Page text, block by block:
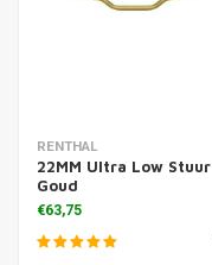
RENTHAL
22MM Ultra Low Stuur
Goud
€63,75